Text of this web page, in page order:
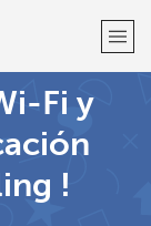
→
Fi y
!